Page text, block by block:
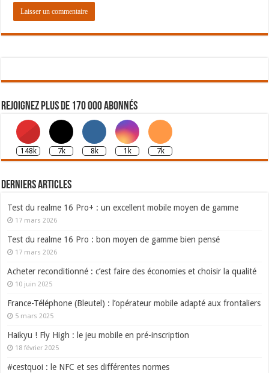
Rejoignez plus de 170 000 abonnés
148k 7k 8k 1k 7k
Derniers articles
Test du realme 16 Pro+ : un excellent mobile moyen de gamme
17 mars 2026
Test du realme 16 Pro : bon moyen de gamme bien pensé
17 mars 2026
Acheter reconditionné : c’est faire des économies et choisir la qualité
10 juin 2025
France-Téléphone (Bleutel) : l’opérateur mobile adapté aux frontaliers
5 mars 2025
Haikyu ! Fly High : le jeu mobile en pré-inscription
18 février 2025
#cestquoi : le NFC et ses différentes normes